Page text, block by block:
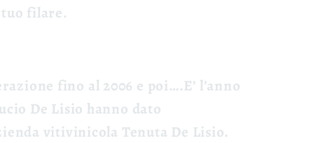
filare.
fino al 2006 e poi….E’ l’anno
De Lisio hanno dato
vitivinicola Tenuta De Lisio.